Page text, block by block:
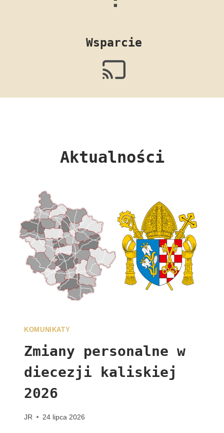
Wsparcie
Aktualności
KOMUNIKATY
Zmiany personalne w
diecezji kaliskiej
2026
JR 24 lipca 2026